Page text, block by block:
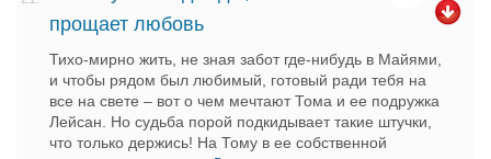
прощает любовь
Тихо-мирно жить, не зная забот где-нибудь в Майями,
и чтобы рядом был любимый, готовый ради тебя на
все на свете – вот о чем мечтают Тома и ее подружка
Лейсан. Но судьба порой подкидывает такие штучки,
что только держись! На Тому в ее собственной